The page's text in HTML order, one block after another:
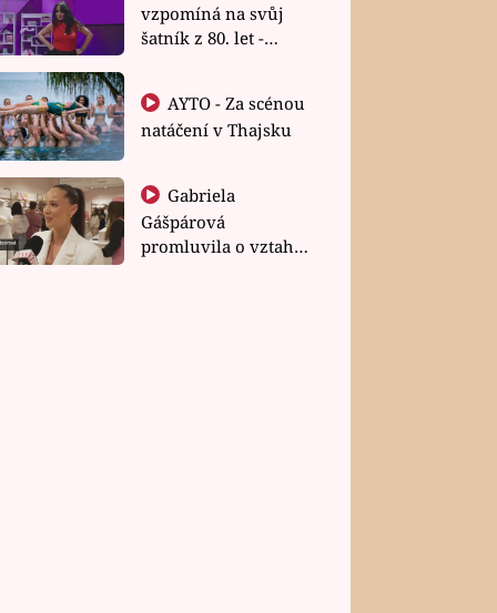
vzpomíná na svůj
šatník z 80. let -
natáčení v Thajsku
Gabriela
Gášpárová
promluvila o vztahu